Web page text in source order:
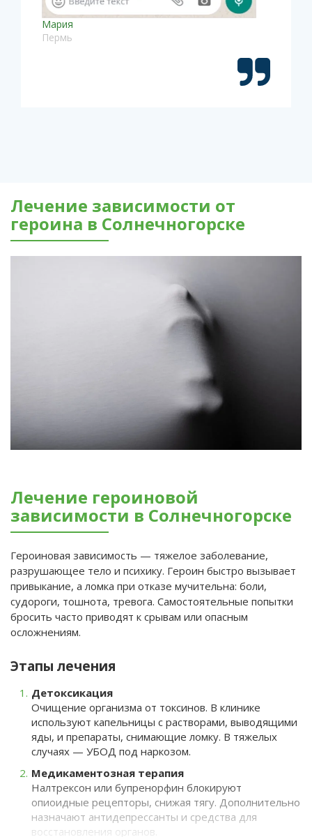
Мария
Пермь
Лечение зависимости от
героина в Солнечногорске
Лечение героиновой
зависимости в Солнечногорске
Героиновая зависимость — тяжелое заболевание,
разрушающее тело и психику. Героин быстро вызывает
привыкание, а ломка при отказе мучительна: боли,
судороги, тошнота, тревога. Самостоятельные попытки
бросить часто приводят к срывам или опасным
осложнениям.
Этапы лечения
Детоксикация
Очищение организма от токсинов. В клинике
используют капельницы с растворами, выводящими
яды, и препараты, снимающие ломку. В тяжелых
случаях — УБОД под наркозом.
Медикаментозная терапия
Налтрексон или бупренорфин блокируют
опиоидные рецепторы, снижая тягу. Дополнительно
назначают антидепрессанты и средства для
восстановления органов.